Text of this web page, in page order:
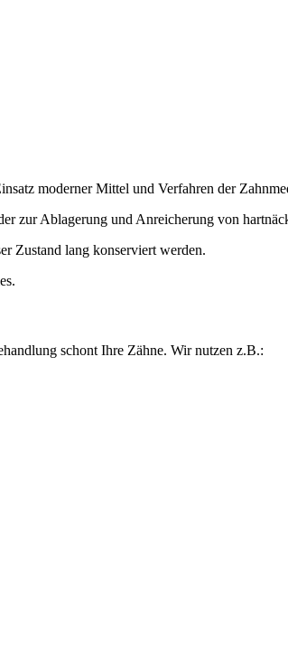
moderner Mittel und Verfahren der
zur Ablagerung und Anreicherung von
Zustand lang konserviert werden.
schont Ihre Zähne. Wir nutzen z.B.: